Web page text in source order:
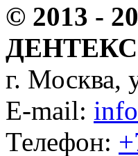
© 2013 -
г. Москва,
E-mail:
Телефон: